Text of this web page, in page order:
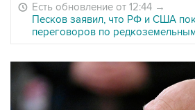
Есть обновление от 12:44 →
Песков заявил, что РФ и США
переговоров по